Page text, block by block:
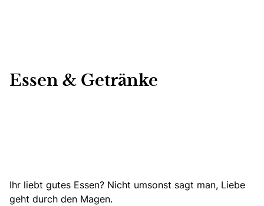
Essen & Getränke
Ihr liebt gutes Essen? Nicht umsonst sagt man, Liebe
geht durch den Magen.